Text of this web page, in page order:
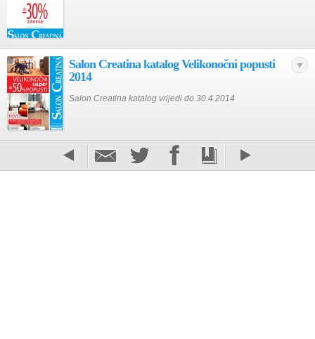
Salon Creatina katalog Velikonočni popusti
2014
Salon Creatina katalog vrijedi do 30.4.2014